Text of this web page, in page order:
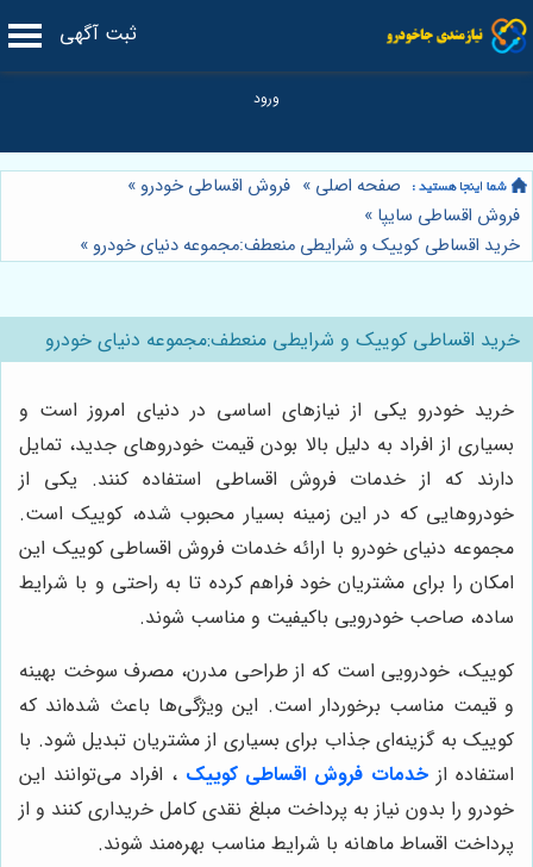
ثبت آگهی
صفحه اصلی » فروش اقساطی خودرو »
فروش اقساطی سایپا »
خرید اقساطی کوییک و شرایطی منعطف:مجموعه دنیای خودرو »
خرید اقساطی کوییک و شرایطی منعطف:مجموعه دنیای خودرو
خرید خودرو یکی از نیازهای اساسی در دنیای امروز است و
بسیاری از افراد به دلیل بالا بودن قیمت خودروهای جدید، تمایل
دارند که از خدمات فروش اقساطی استفاده کنند. یکی از
خودروهایی که در این زمینه بسیار محبوب شده، کوییک است.
مجموعه دنیای خودرو با ارائه خدمات فروش اقساطی کوییک این
امکان را برای مشتریان خود فراهم کرده تا به راحتی و با شرایط
ساده، صاحب خودرویی باکیفیت و مناسب شوند.
کوییک، خودرویی است که از طراحی مدرن، مصرف سوخت بهینه
و قیمت مناسب برخوردار است. این ویژگی‌ها باعث شده‌اند که
کوییک به گزینه‌ای جذاب برای بسیاری از مشتریان تبدیل شود. با
استفاده از خدمات فروش اقساطی کوییک ، افراد می‌توانند این
خودرو را بدون نیاز به پرداخت مبلغ نقدی کامل خریداری کنند و از
پرداخت اقساط ماهانه با شرایط مناسب بهره‌مند شوند.